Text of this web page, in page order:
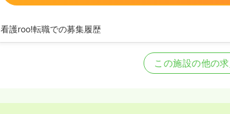
看護roo!転職での募集履歴
この施設の他の